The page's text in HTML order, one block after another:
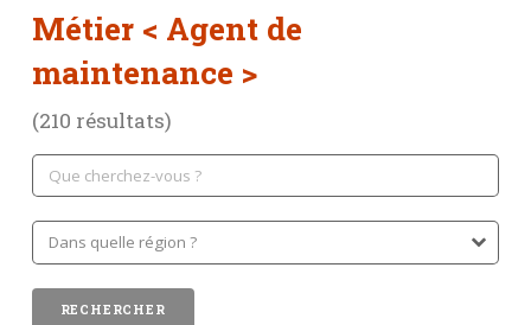
Métier < Agent de
maintenance >
(210 résultats)